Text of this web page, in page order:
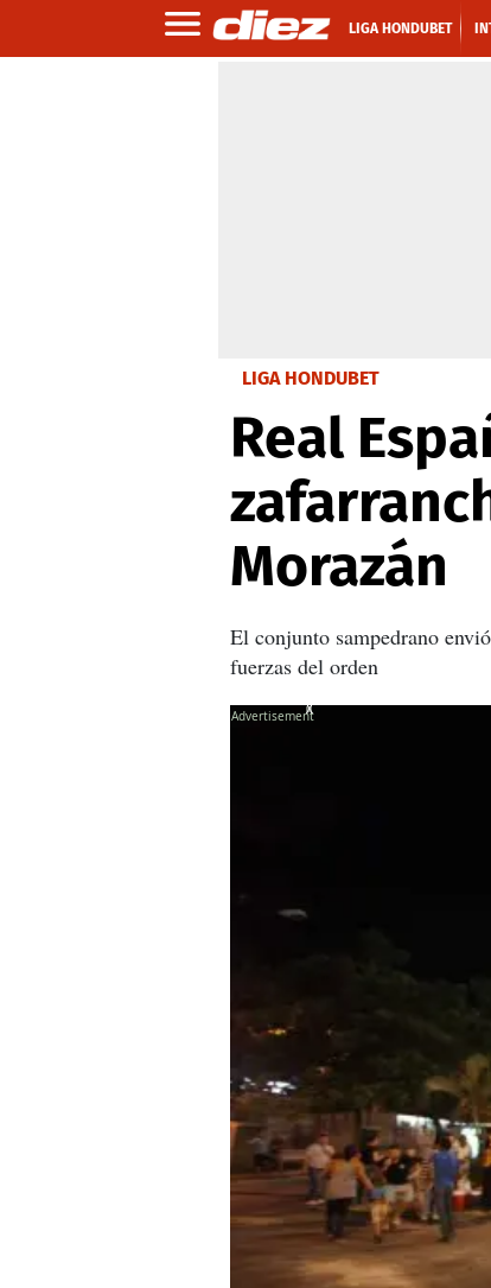
LIGA HONDUBET
LIGA HONDUBET
Real
Morazán
El conjunto sampedrano
fuerzas del orden
X
X